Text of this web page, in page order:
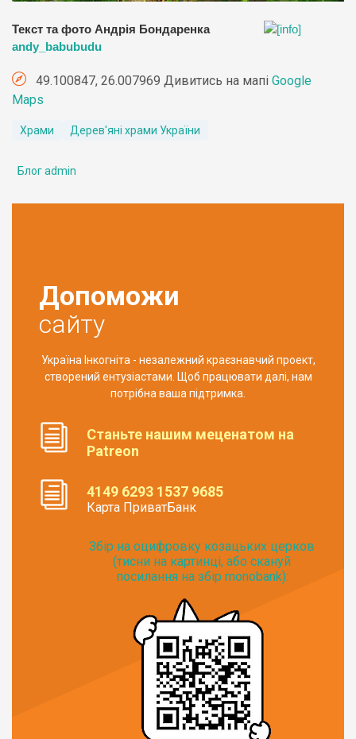
Текст та фото Андрія Бондаренка
andy_babubudu
49.100847, 26.007969 Дивитись на мапі Google
Maps
Храми Дерев'яні храми України
Блог admin
Допоможи
сайту
Україна Інкогніта - незалежний краєзнавчий проект,
створений ентузіастами. Щоб працювати далі, нам
потрібна ваша підтримка.
Станьте нашим меценатом на
Patreon
4149 6293 1537 9685
Карта ПриватБанк
Збір на оцифровку козацьких церков
(тисни на картинці, або скануй
посилання на збір monobank):